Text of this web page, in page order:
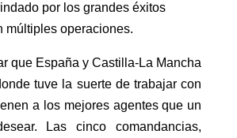
por los grandes éxitos
múltiples operaciones.
que España y Castilla-La Mancha
tuve la suerte de trabajar con
a los mejores agentes que un
Las cinco comandancias,